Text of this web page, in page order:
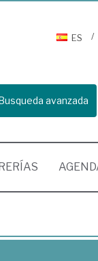
ES
avanzada